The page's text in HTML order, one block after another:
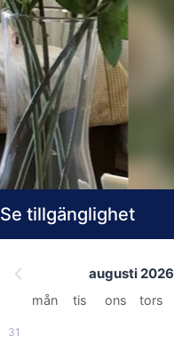
Se tillgänglighet
augusti 2026
mån tis ons tors
31